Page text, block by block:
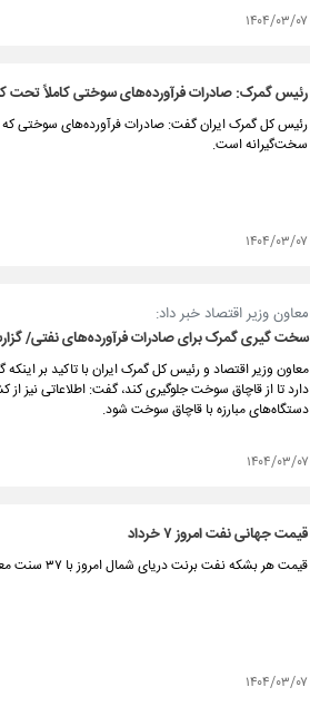
۱۴۰۴/۰۳/۰۷
رئیس گمرک: صادرات فرآورده‌های سوختی کاملاً تحت
رئیس کل گمرک ایران گفت: صادرات فرآورده‌های سوختی
سخت‌گیرانه است.
۱۴۰۴/۰۳/۰۷
معاون وزیر اقتصاد خبر داد:
سخت گیری گمرک برای صادرات فرآورده‌های نفتی/
معاون وزیر اقتصاد و رئیس کل گمرک ایران با تاکید بر
دارد تا از قاچاق سوخت جلوگیری کند، گفت: اطلاعاتی نیز
دستگاه‌های مبارزه با قاچاق سوخت شود.
۱۴۰۴/۰۳/۰۷
قیمت جهانی نفت امروز ۷ خرداد
قیمت هر بشکه نفت برنت دریای شمال امروز با ۳۷ سنت معادل ۰.۵۸ درصد افزایش به ۶۴ دلار و ۴۶ سنت رسید.
۱۴۰۴/۰۳/۰۷